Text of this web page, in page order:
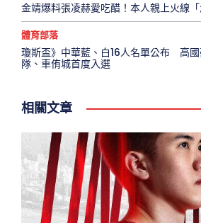
金靖爆料張凌赫愛吃醋！本人親上火線「
體育部落
瓊斯盃》中華藍、白16人名單公布 高
隊、車侑城首度入選
相關文章